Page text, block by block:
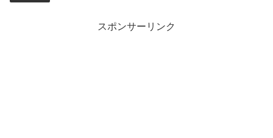
スポンサーリンク